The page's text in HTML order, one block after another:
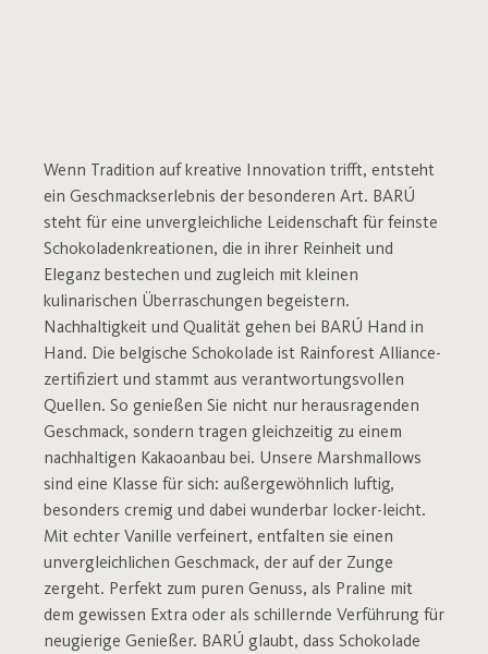
Wenn Tradition auf kreative Innovation trifft, entsteht
ein Geschmackserlebnis der besonderen Art. BARÚ
steht für eine unvergleichliche Leidenschaft für feinste
Schokoladenkreationen, die in ihrer Reinheit und
Eleganz bestechen und zugleich mit kleinen
kulinarischen Überraschungen begeistern.
Nachhaltigkeit und Qualität gehen bei BARÚ Hand in
Hand. Die belgische Schokolade ist Rainforest Alliance-
zertifiziert und stammt aus verantwortungsvollen
Quellen. So genießen Sie nicht nur herausragenden
Geschmack, sondern tragen gleichzeitig zu einem
nachhaltigen Kakaoanbau bei. Unsere Marshmallows
sind eine Klasse für sich: außergewöhnlich luftig,
besonders cremig und dabei wunderbar locker-leicht.
Mit echter Vanille verfeinert, entfalten sie einen
unvergleichlichen Geschmack, der auf der Zunge
zergeht. Perfekt zum puren Genuss, als Praline mit
dem gewissen Extra oder als schillernde Verführung für
neugierige Genießer. BARÚ glaubt, dass Schokolade